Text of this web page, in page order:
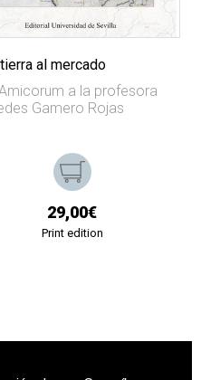
al mercado
a la profesora
Gamero Rojas
29,00€
Print edition